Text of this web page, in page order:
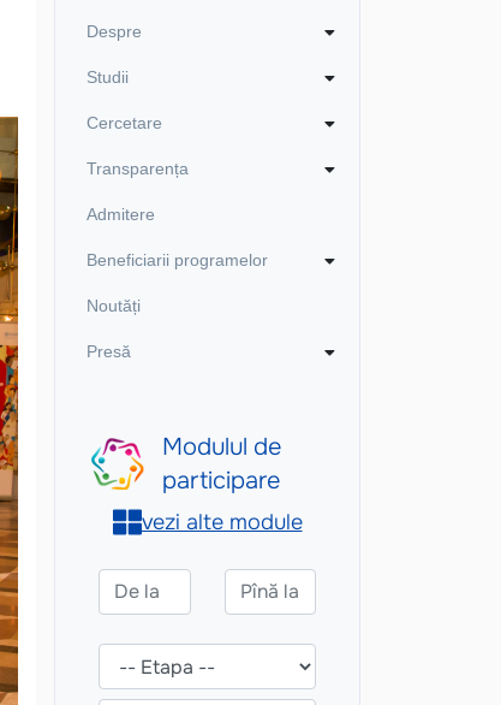
Despre
Studii
Cercetare
Transparența
Admitere
Beneficiarii programelor
Noutăți
Presă